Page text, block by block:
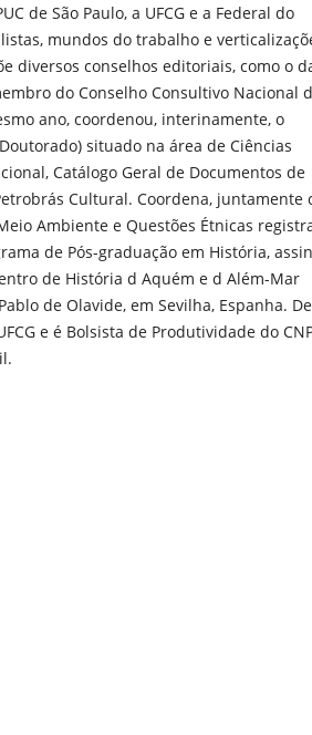
de São Paulo, a UFCG e a Federal do
mundos do trabalho e
diversos conselhos editoriais, como o
do Conselho Consultivo Nacional
ano, coordenou, interinamente, o
situado na área de Ciências
Catálogo Geral de Documentos de
Cultural. Coordena, juntamente
Ambiente e Questões Étnicas
de Pós-graduação em História,
de História d Aquém e d Além-Mar
de Olavide, em Sevilha, Espanha.
e é Bolsista de Produtividade do